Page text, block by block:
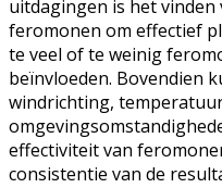
uitdagingen is het
feromonen om effectief
te veel of te weinig
beïnvloeden. Bovendien
windrichting,
effectiviteit van
consistentie van de